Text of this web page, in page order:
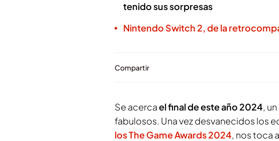
tenido sus sorpresas
Nintendo Switch 2, de la
Compartir
Se acercael final de este año 2024,
fabulosos. Una vez desvanecidos los
los The Game Awards 2024, nos toca